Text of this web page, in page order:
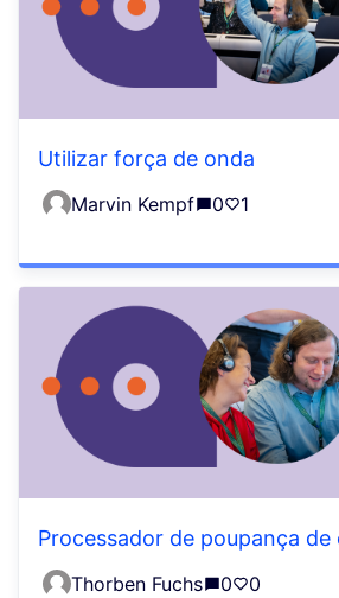
Utilizar força de onda
Marvin Kempf 0 1
Processador de poupança de
Thorben Fuchs 0 0